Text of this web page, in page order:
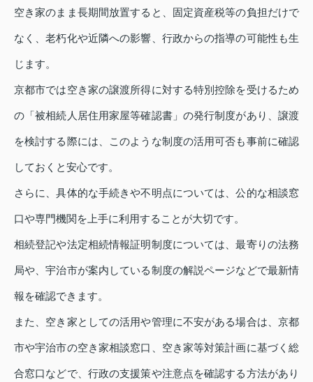
空き家のまま長期間放置すると、固定資産税等の負担だけで
なく、老朽化や近隣への影響、行政からの指導の可能性も生
じます。
京都市では空き家の譲渡所得に対する特別控除を受けるため
の「被相続人居住用家屋等確認書」の発行制度があり、譲渡
を検討する際には、このような制度の活用可否も事前に確認
しておくと安心です。
さらに、具体的な手続きや不明点については、公的な相談窓
口や専門機関を上手に利用することが大切です。
相続登記や法定相続情報証明制度については、最寄りの法務
局や、宇治市が案内している制度の解説ページなどで最新情
報を確認できます。
また、空き家としての活用や管理に不安がある場合は、京都
市や宇治市の空き家相談窓口、空き家等対策計画に基づく総
合窓口などで、行政の支援策や注意点を確認する方法があり